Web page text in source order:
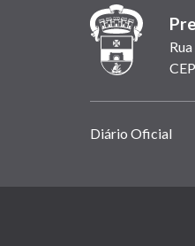
Links
Diário Oficial